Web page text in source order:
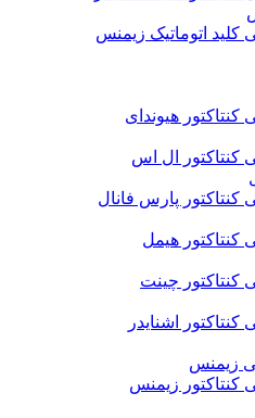
کلید اتوماتیک زیمنس
کنتاکتور هیوندای
کنتاکتور ال اس
کنتاکتور پارس فانال
کنتاکتور هیمل
کنتاکتور چینت
کنتاکتور اشنایدر
زیمنس
کنتاکتور زیمنس